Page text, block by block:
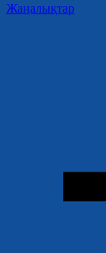
Жаңалықтар